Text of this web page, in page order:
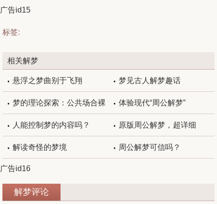
广告id15
标签:
相关解梦
悬浮之梦曲别于飞翔 梦见古人解梦趣话
梦的理论探索：公共场合裸
体，双腿发软，被追跑不动三
种梦的潜意
体验现代“周公解梦”
人能控制梦的内容吗？ 原版周公解梦，超详细
解读奇怪的梦境 周公解梦可信吗？
广告id16
解梦评论